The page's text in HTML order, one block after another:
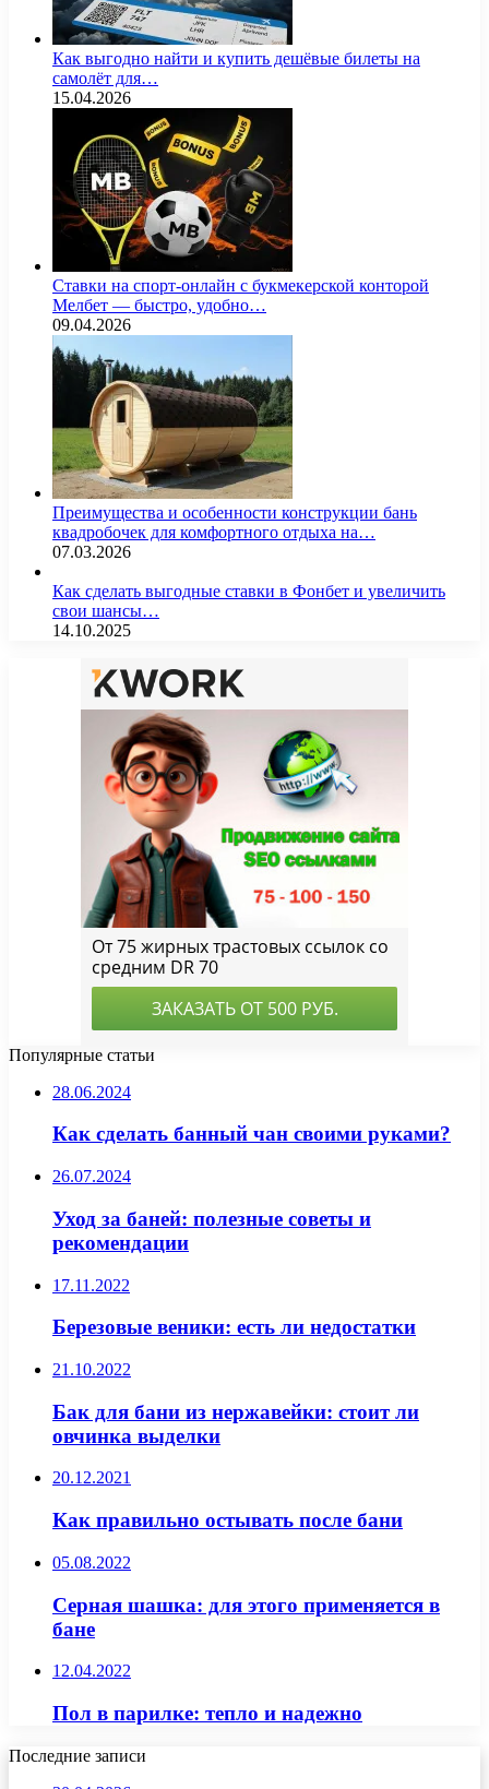
Как выгодно найти и купить дешёвые билеты на
самолёт для…
15.04.2026
Ставки на спорт-онлайн с букмекерской конторой
Мелбет — быстро, удобно…
09.04.2026
Преимущества и особенности конструкции бань
квадробочек для комфортного отдыха на…
07.03.2026
Как сделать выгодные ставки в Фонбет и увеличить
свои шансы…
14.10.2025
Популярные статьи
28.06.2024
Как сделать банный чан своими руками?
26.07.2024
Уход за баней: полезные советы и
рекомендации
17.11.2022
Березовые веники: есть ли недостатки
21.10.2022
Бак для бани из нержавейки: стоит ли
овчинка выделки
20.12.2021
Как правильно остывать после бани
05.08.2022
Серная шашка: для этого применяется в
бане
12.04.2022
Пол в парилке: тепло и надежно
Последние записи